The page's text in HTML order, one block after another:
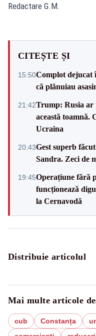
Redactare G.M.
CITEȘTE ȘI
15:50Complot dejucat
că plănuiau
21:42Trump: Rusia ar
această toamnă.
Ucraina
20:43Gest superb
Sandra. Zeci de
19:45Operațiune fără
funcționează
la Cernavodă
Distribuie articolul
Mai multe articole
cub Constanța